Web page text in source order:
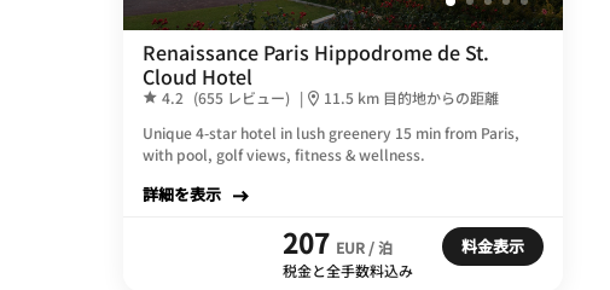
Renaissance Paris Hippodrome de St.
Cloud Hotel
4.2 (655 レビュー) |
11.5 km 目的地からの距離
Unique 4-star hotel in lush greenery 15 min from Paris,
with pool, golf views, fitness & wellness.
詳細を表示
207 EUR / 泊
税金と全手数料込み
料金表示